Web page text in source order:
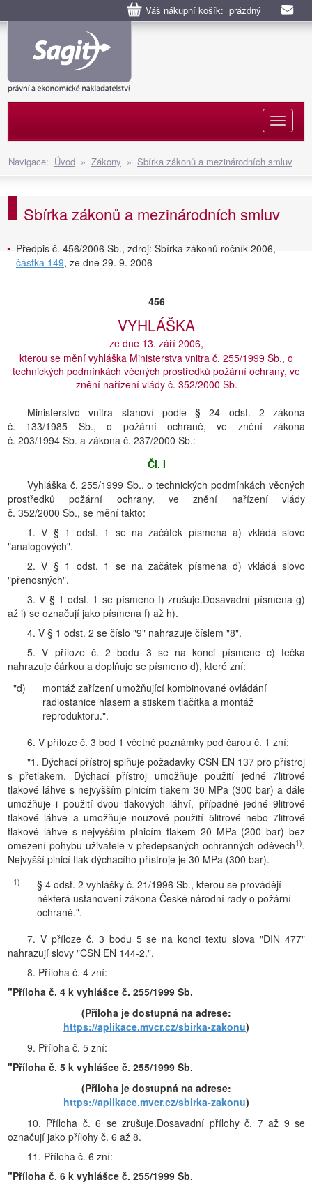
Váš nákupní košík: prázdný
Navigace: Úvod » Zákony » Sbírka zákonů a mezinárodních smluv
Sbírka zákonů a mezinárodních smluv
Předpis č. 456/2006 Sb., zdroj: Sbírka zákonů ročník 2006,
částka 149, ze dne 29. 9. 2006
456
VYHLÁŠKA
ze dne 13. září 2006,
kterou se mění vyhláška Ministerstva vnitra č. 255/1999 Sb., o
technických podmínkách věcných prostředků požární ochrany, ve
znění nařízení vlády č. 352/2000 Sb.
Ministerstvo vnitra stanoví podle § 24 odst. 2 zákona
č. 133/1985 Sb., o požární ochraně, ve znění zákona
č. 203/1994 Sb. a zákona č. 237/2000 Sb.:
Čl. I
Vyhláška č. 255/1999 Sb., o technických podmínkách věcných
prostředků požární ochrany, ve znění nařízení vlády
č. 352/2000 Sb., se mění takto:
1. V § 1 odst. 1 se na začátek písmena a) vkládá slovo
"analogových".
2. V § 1 odst. 1 se na začátek písmena d) vkládá slovo
"přenosných".
3. V § 1 odst. 1 se písmeno f) zrušuje.Dosavadní písmena g)
až i) se označují jako písmena f) až h).
4. V § 1 odst. 2 se číslo "9" nahrazuje číslem "8".
5. V příloze č. 2 bodu 3 se na konci písmene c) tečka
nahrazuje čárkou a doplňuje se písmeno d), které zní:
"d)
montáž zařízení umožňující kombinované ovládání
radiostanice hlasem a stiskem tlačítka a montáž
reproduktoru.".
6. V příloze č. 3 bod 1 včetně poznámky pod čarou č. 1 zní:
"1. Dýchací přístroj splňuje požadavky ČSN EN 137 pro přístroj
s přetlakem. Dýchací přístroj umožňuje použití jedné 7litrové
tlakové láhve s nejvyšším plnicím tlakem 30 MPa (300 bar) a dále
umožňuje i použití dvou tlakových láhví, případně jedné 9litrové
tlakové láhve a umožňuje nouzové použití 5litrové nebo 7litrové
tlakové láhve s nejvyšším plnicím tlakem 20 MPa (200 bar) bez
omezení pohybu uživatele v předepsaných ochranných oděvech1).
Nejvyšší plnicí tlak dýchacího přístroje je 30 MPa (300 bar).
1)
§ 4 odst. 2 vyhlášky č. 21/1996 Sb., kterou se provádějí
některá ustanovení zákona České národní rady o požární
ochraně.".
7. V příloze č. 3 bodu 5 se na konci textu slova "DIN 477"
nahrazují slovy "ČSN EN 144-2.".
8. Příloha č. 4 zní:
"Příloha č. 4 k vyhlášce č. 255/1999 Sb.
(Příloha je dostupná na adrese:
https://aplikace.mvcr.cz/sbirka-zakonu)
9. Příloha č. 5 zní:
"Příloha č. 5 k vyhlášce č. 255/1999 Sb.
(Příloha je dostupná na adrese:
https://aplikace.mvcr.cz/sbirka-zakonu)
10. Příloha č. 6 se zrušuje.Dosavadní přílohy č. 7 až 9 se
označují jako přílohy č. 6 až 8.
11. Příloha č. 6 zní:
"Příloha č. 6 k vyhlášce č. 255/1999 Sb.